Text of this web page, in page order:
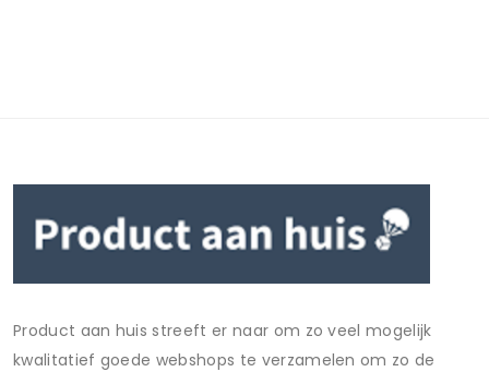
Product aan huis streeft er naar om zo veel mogelijk
kwalitatief goede webshops te verzamelen om zo de